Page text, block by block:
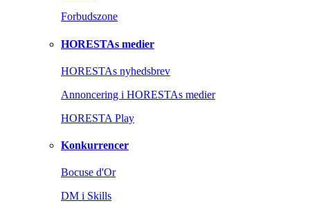
Forbudszone
HORESTAs medier
HORESTAs nyhedsbrev
Annoncering i HORESTAs medier
HORESTA Play
Konkurrencer
Bocuse d'Or
DM i Skills